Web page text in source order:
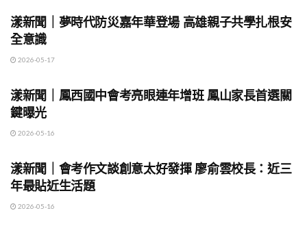
漾新聞｜夢時代防災嘉年華登場 高雄親子共學扎根安
全意識
2026-05-17
漾新聞｜鳳西國中會考亮眼連年增班 鳳山家長首選關
鍵曝光
2026-05-16
漾新聞｜會考作文談創意太好發揮 廖俞雲校長：近三
年最貼近生活題
2026-05-16